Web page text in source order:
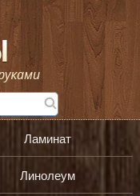
Ламинат
Линолеум